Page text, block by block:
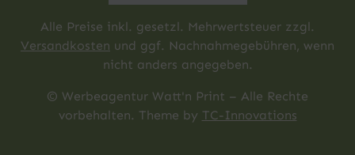
Alle Preise inkl. gesetzl. Mehrwertsteuer zzgl.
Versandkosten und ggf. Nachnahmegebühren, wenn
nicht anders angegeben.
© Werbeagentur Watt'n Print – Alle Rechte
vorbehalten. Theme by TC-Innovations